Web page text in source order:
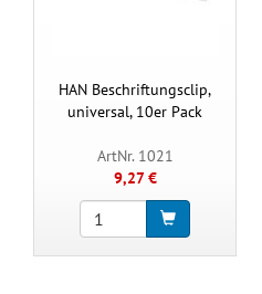
HAN Beschriftungsclip,
universal, 10er Pack
ArtNr. 1021
9,27 €